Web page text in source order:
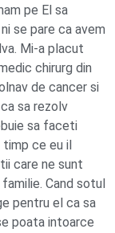
pe El sa
se pare ca avem
Mi-a placut
chirurg din
de cancer si
sa rezolv
sa faceti
ce eu il
care ne sunt
Cand sotul
pentru el ca sa
poata intoarce